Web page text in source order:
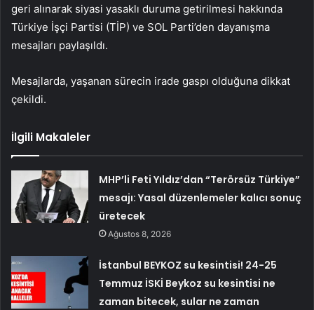
geri alınarak siyasi yasaklı duruma getirilmesi hakkında
Türkiye İşçi Partisi (TİP) ve SOL Parti’den dayanışma
mesajları paylaşıldı.
Mesajlarda, yaşanan sürecin irade gaspı olduğuna dikkat
çekildi.
İlgili Makaleler
MHP’li Feti Yıldız’dan “Terörsüz Türkiye”
mesajı: Yasal düzenlemeler kalıcı sonuç
üretecek
Ağustos 8, 2026
İstanbul BEYKOZ su kesintisi! 24-25
Temmuz İSKİ Beykoz su kesintisi ne
zaman bitecek, sular ne zaman